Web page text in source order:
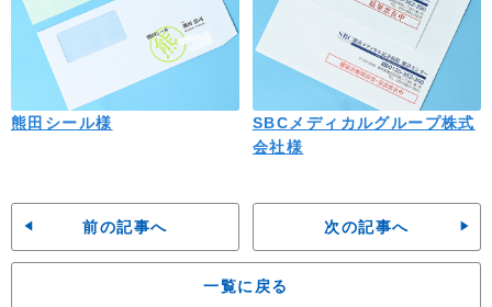
熊田シール様
SBCメディカルグループ株式
会社様
前の記事へ
一覧に戻る
次の記事へ